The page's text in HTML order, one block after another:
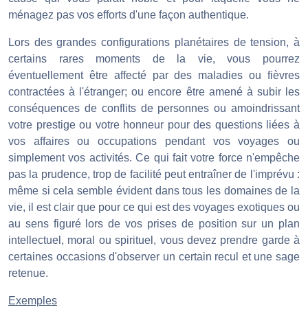
ménagez pas vos efforts d'une façon authentique.
Lors des grandes configurations planétaires de tension, à
certains rares moments de la vie, vous pourrez
éventuellement être affecté par des maladies ou fièvres
contractées à l'étranger; ou encore être amené à subir les
conséquences de conflits de personnes ou amoindrissant
votre prestige ou votre honneur pour des questions liées à
vos affaires ou occupations pendant vos voyages ou
simplement vos activités. Ce qui fait votre force n'empêche
pas la prudence, trop de facilité peut entraîner de l'imprévu :
même si cela semble évident dans tous les domaines de la
vie, il est clair que pour ce qui est des voyages exotiques ou
au sens figuré lors de vos prises de position sur un plan
intellectuel, moral ou spirituel, vous devez prendre garde à
certaines occasions d'observer un certain recul et une sage
retenue.
Exemples